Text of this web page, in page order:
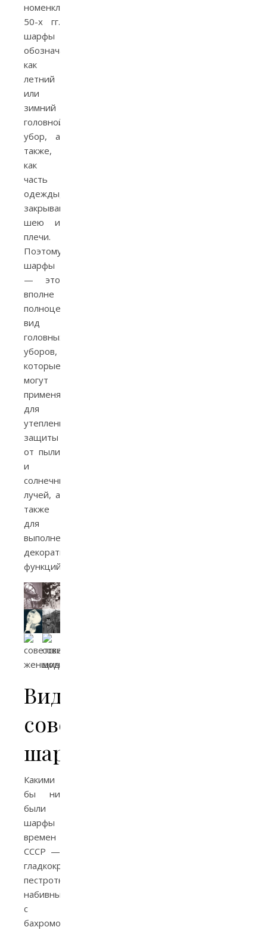
номенклатуре
50-х гг.
шарфы
обозначаются
как
летний
или
зимний
головной
убор, а
также,
как
часть
одежды,
закрывающая
шею и
плечи.
Поэтому
шарфы
— это
вполне
полноценный
вид
головных
уборов,
которые
могут
применяться
для
утепления,
защиты
от пыли
и
солнечных
лучей, а
также
для
выполнения
декоративных
функций.
Виды
советских
шарфов
Какими
бы ни
были
шарфы
времен
СССР —
гладкокрашеными,
пестроткаными,
набивными,
с
бахромой,